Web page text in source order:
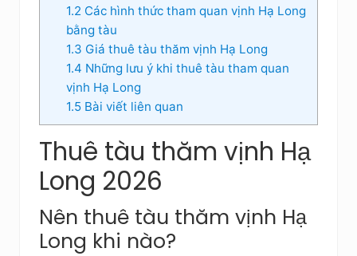
1.2 Các hình thức tham quan vịnh Hạ Long
bằng tàu
1.3 Giá thuê tàu thăm vịnh Hạ Long
1.4 Những lưu ý khi thuê tàu tham quan
vịnh Hạ Long
1.5Bài viết liên quan
Thuê tàu thăm vịnh Hạ
Long 2026
Nên thuê tàu thăm vịnh Hạ
Long khi nào?